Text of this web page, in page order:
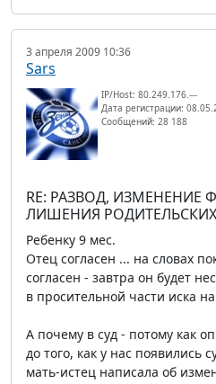
3 апреля 2009 10:36
Sars
IP/Host: 80.249.176.---
Дата регистрации:
Сообщений: 28 188
RE: РАЗВОД, ИЗМЕНЕНИЕ
ЛИШЕНИЯ
Ребенку 9 мес.
Отец согласен ... на словах
согласен - завтра он будет
в просительной части иска
А почему в суд - потому как
до того, как у нас появились
мать-истец написала об